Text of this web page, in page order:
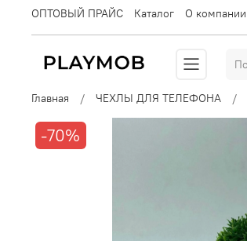
ОПТОВЫЙ ПРАЙС Каталог О компании
Главная
ЧЕХЛЫ ДЛЯ ТЕЛЕФОНА
-70%